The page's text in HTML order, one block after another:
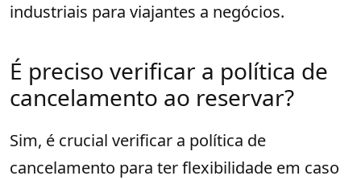
industriais para viajantes a negócios.
É preciso verificar a política de
cancelamento ao reservar?
Sim, é crucial verificar a política de
cancelamento para ter flexibilidade em caso